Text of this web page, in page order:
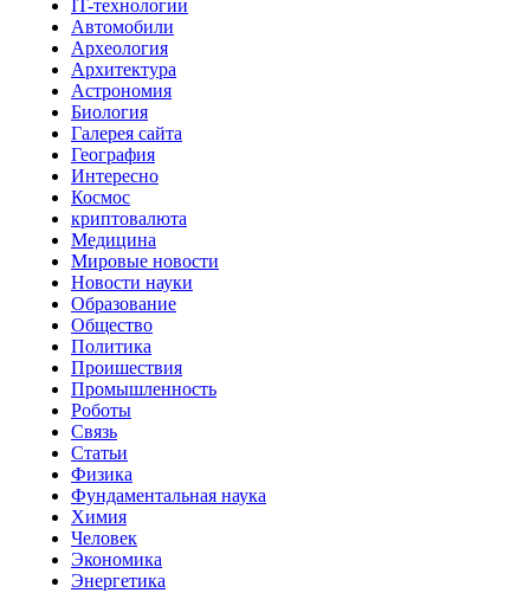
IT-технологии
Автомобили
Археология
Архитектура
Астрономия
Биология
Галерея сайта
География
Интересно
Космос
криптовалюта
Медицина
Мировые новости
Новости науки
Образование
Общество
Политика
Проишествия
Промышленность
Роботы
Связь
Статьи
Физика
Фундаментальная наука
Химия
Человек
Экономика
Энергетика